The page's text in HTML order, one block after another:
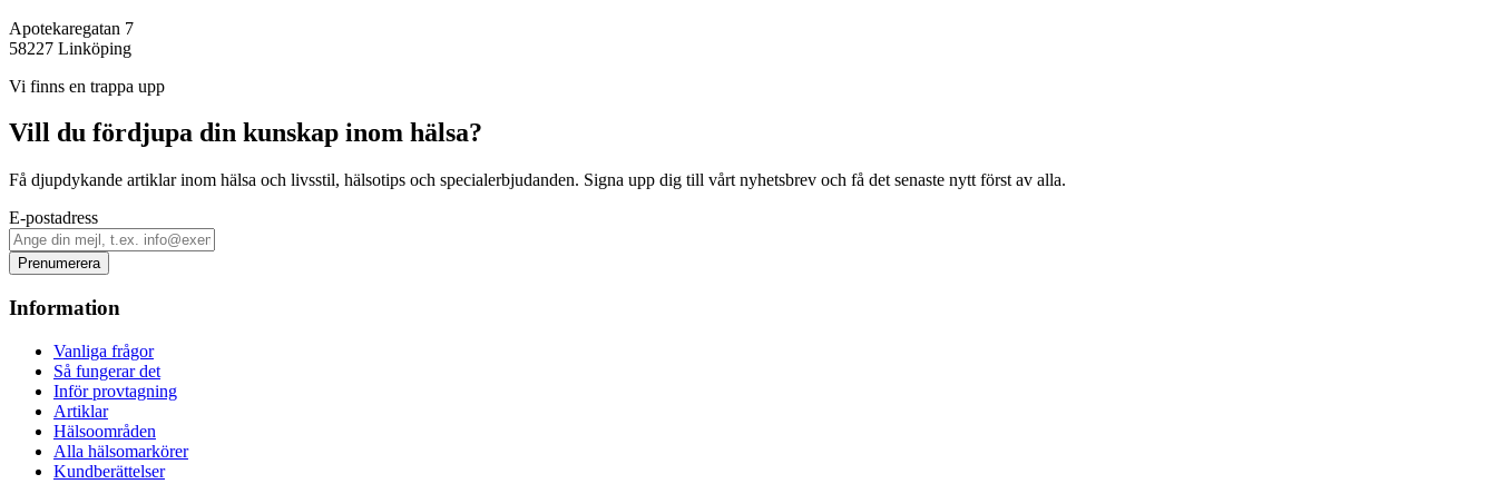
Apotekaregatan 7
58227 Linköping
Vi finns en trappa upp
Vill du fördjupa din kunskap inom hälsa?
Få djupdykande artiklar inom hälsa och livsstil, hälsotips och specialerbjudanden. Signa upp dig till vårt nyhetsbrev och få det senaste nytt först av alla.
E-postadress
Prenumerera
Information
Vanliga frågor
Så fungerar det
Inför provtagning
Artiklar
Hälsoområden
Alla hälsomarkörer
Kundberättelser